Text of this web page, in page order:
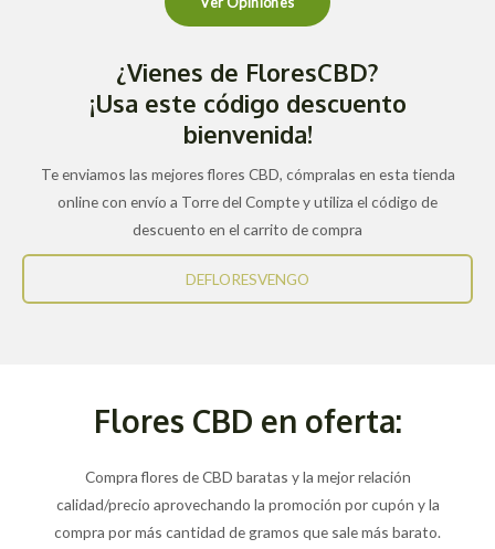
¿Vienes de FloresCBD?
¡Usa este código descuento
bienvenida!
Te enviamos las mejores flores CBD, cómpralas en esta tienda
online con envío a Torre del Compte y utiliza el código de
descuento en el carrito de compra
DEFLORESVENGO
Flores CBD en oferta:
Compra flores de CBD baratas y la mejor relación
calidad/precio aprovechando la promoción por cupón y la
compra por más cantidad de gramos que sale más barato.